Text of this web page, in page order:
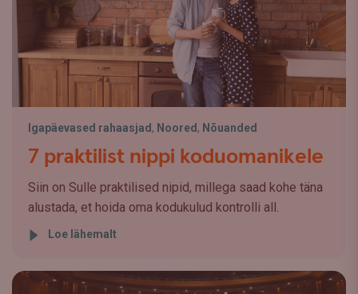
Igapäevased rahaasjad , Noored , Nõuanded
7 praktilist nippi koduomanikele
Siin on Sulle praktilised nipid, millega saad kohe täna
alustada, et hoida oma kodukulud kontrolli all.
Loe lähemalt